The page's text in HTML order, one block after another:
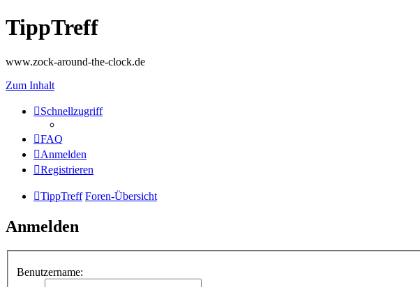
TippTreff
www.zock-around-the-clock.de
Zum Inhalt
Schnellzugriff
FAQ
Anmelden
Registrieren
TippTreff Foren-Übersicht
Anmelden
Benutzername: